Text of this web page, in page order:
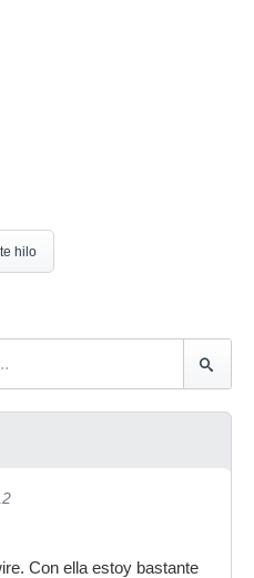
hilo
Con ella estoy bastante